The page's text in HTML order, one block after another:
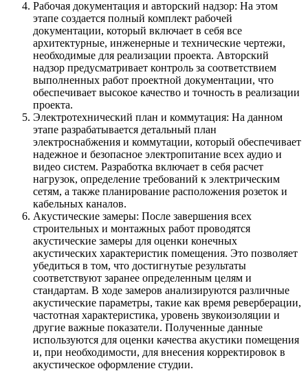
Рабочая документация и авторский надзор: На этом
этапе создается полный комплект рабочей
документации, который включает в себя все
архитектурные, инженерные и технические чертежи,
необходимые для реализации проекта. Авторский
надзор предусматривает контроль за соответствием
выполненных работ проектной документации, что
обеспечивает высокое качество и точность в реализации
проекта.
Электротехнический план и коммутация: На данном
этапе разрабатывается детальный план
электроснабжения и коммутации, который обеспечивает
надежное и безопасное электропитание всех аудио и
видео систем. Разработка включает в себя расчет
нагрузок, определение требований к электрическим
сетям, а также планирование расположения розеток и
кабельных каналов.
Акустические замеры: После завершения всех
строительных и монтажных работ проводятся
акустические замеры для оценки конечных
акустических характеристик помещения. Это позволяет
убедиться в том, что достигнутые результаты
соответствуют заранее определенным целям и
стандартам. В ходе замеров анализируются различные
акустические параметры, такие как время реверберации,
частотная характеристика, уровень звукоизоляции и
другие важные показатели. Полученные данные
используются для оценки качества акустики помещения
и, при необходимости, для внесения корректировок в
акустическое оформление студии.